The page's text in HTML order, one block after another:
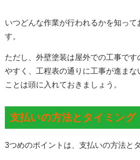
いつどんな作業が行われるかを知って
す。
ただし、外壁塗装は屋外での工事で
やすく、工程表の通りに工事が進まな
ことは頭に入れておきましょう。
支払いの方法とタイミング
3つめのポイントは、 支払いの方法と